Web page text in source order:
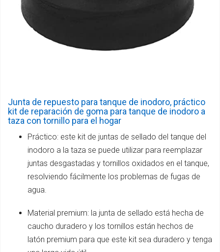
Junta de repuesto para tanque de inodoro, práctico
kit de reparación de goma para tanque de inodoro a
taza con tornillo para el hogar
Práctico: este kit de juntas de sellado del tanque del
inodoro a la taza se puede utilizar para reemplazar
juntas desgastadas y tornillos oxidados en el tanque,
resolviendo fácilmente los problemas de fugas de
agua.
Material premium: la junta de sellado está hecha de
caucho duradero y los tornillos están hechos de
latón premium para que este kit sea duradero y tenga